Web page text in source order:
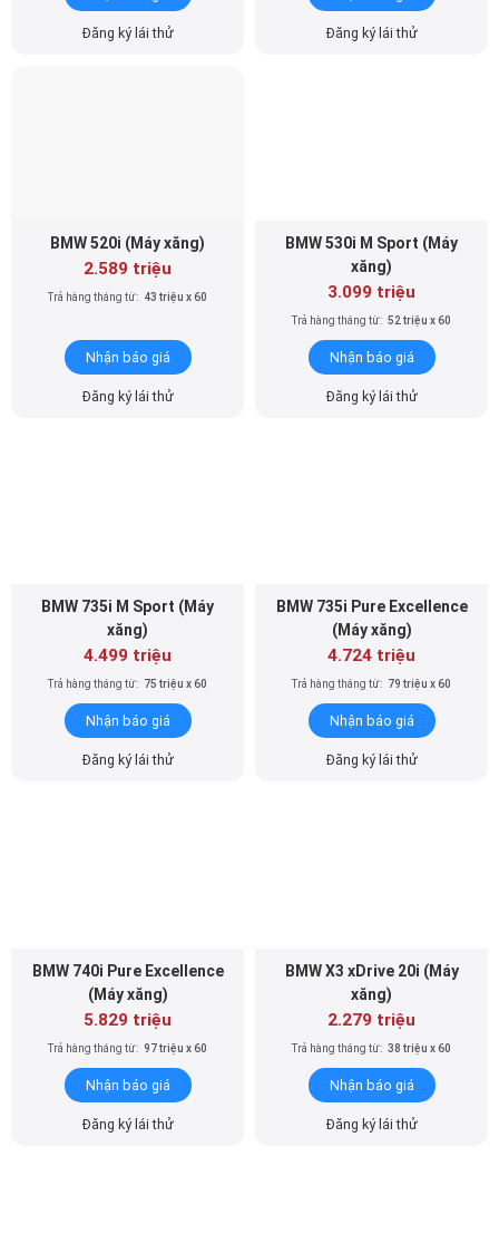
Đăng ký lái thử Đăng ký lái thử
BMW 520i (Máy xăng)
2.589 triệu
Trả hàng tháng từ: 43 triệu x 60
Nhận báo giá
Đăng ký lái thử
BMW 530i M Sport (Máy
xăng)
3.099 triệu
Trả hàng tháng từ: 52 triệu x 60
Nhận báo giá
Đăng ký lái thử
BMW 735i M Sport (Máy
xăng)
4.499 triệu
Trả hàng tháng từ: 75 triệu x 60
Nhận báo giá
Đăng ký lái thử
BMW 735i Pure Excellence
(Máy xăng)
4.724 triệu
Trả hàng tháng từ: 79 triệu x 60
Nhận báo giá
Đăng ký lái thử
BMW 740i Pure Excellence
(Máy xăng)
5.829 triệu
Trả hàng tháng từ: 97 triệu x 60
Nhận báo giá
Đăng ký lái thử
BMW X3 xDrive 20i (Máy
xăng)
2.279 triệu
Trả hàng tháng từ: 38 triệu x 60
Nhận báo giá
Đăng ký lái thử